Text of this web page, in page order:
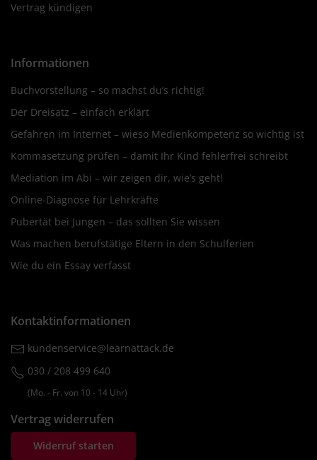
Vertrag kündigen
Informationen
Buchvorstellung – so machst du’s richtig!
Der Dreisatz – einfach erklärt
Gefahren im Internet – wieso Medienkompetenz so wichtig ist
Kommasetzung prüfen – damit Ihr Kind fehlerfrei schreibt
Mediation im Abi – wir zeigen dir, wie’s geht!
Online-Diagnose für Lehrkräfte
Pubertät bei Jungen – das sollten Sie wissen
Was machen berufstätige Eltern in den Schulferien
Wie du ein Essay verfasst
Kontaktinformationen
kundenservice@learnattack.de
030 / 208 499 640
(Mo. ‐ Fr. von 10 ‐ 14 Uhr)
Vertrag widerrufen
Widerruf starten